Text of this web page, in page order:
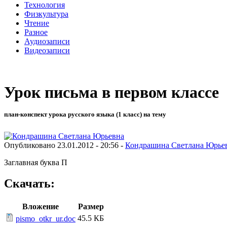
Технология
Физкультура
Чтение
Разное
Аудиозаписи
Видеозаписи
Урок письма в первом классе
план-конспект урока русского языка (1 класс) на тему
Опубликовано 23.01.2012 - 20:56 - Кондрашина Светлана
Заглавная буква П
Скачать:
Вложение
Размер
pismo_otkr_ur.doc 45.5 КБ